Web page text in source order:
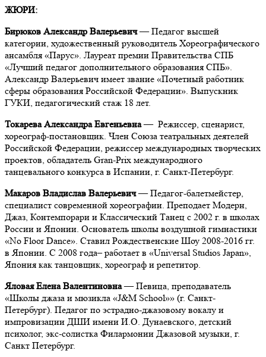
ЖЮРИ:
Бирюков Александр Валерьевич— Педагог высшей
категории, художественный руководитель Хореографического
ансамбля «Парус». Лауреат премии Правительства СПБ
«Лучший педагог дополнительного образования СПБ».
Александр Валерьевич имеет звание «Почетный работник
сферы образования Российской Федерации». Выпускник
ГУКИ, педагогический стаж 18 лет.
Токарева Александра Евгеньевна— Режиссер, сценарист,
хореограф-постановщик. Член Союза театральных деятелей
Российской Федерации, режиссер международных творческих
проектов, обладатель Gran-Prix международного
танцевального конкурса в Испании, г. Санкт-Петербург.
Макаров Владислав Валерьевич— Педагог-балетмейстер,
специалист современной хореографии. Преподает Модерн,
Джаз, Контемпорари и Классический Танец с 2002 г. в школах
России и Японии. Основатель школы воздушной гимнастики
«No Floor Dance». Ставил Рождественские Шоу 2008-2016 гг.
в Японии. C 2008 года– работает в «Universal Studios Japan»,
Япония как танцовщик, хореограф и репетитор.
Яловая Елена Валентиновна—Певица, преподаватель
«Школы джаза и мюзикла «J&M School»» (г. Санкт-
Петербург). Педагог по эстрадно-джазовому вокалу и
импровизации ДШИ имени И.О. Дунаевского, детский
психолог, экс-солистка Филармонии Джазовой музыки, г.
Санкт Петербург.